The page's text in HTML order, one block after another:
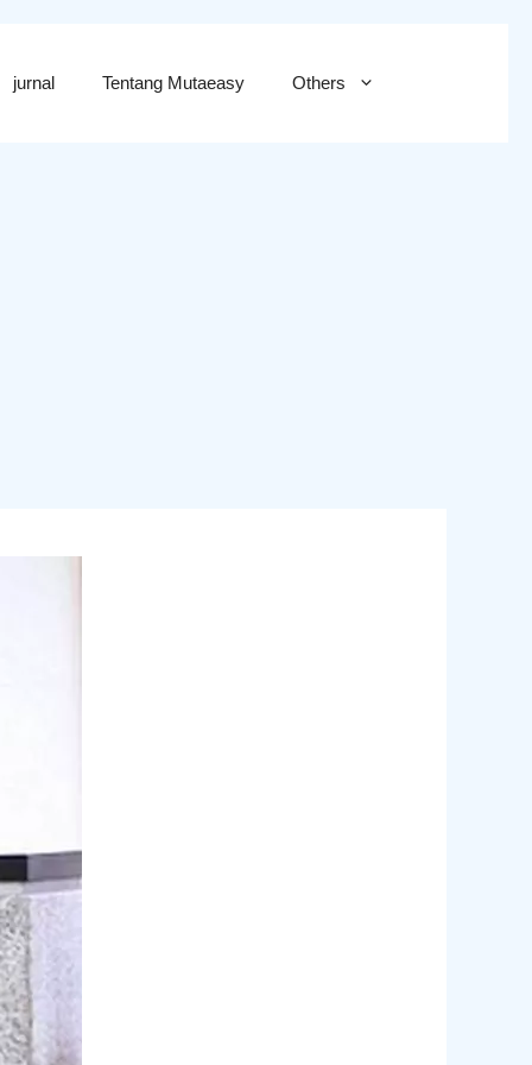
jurnal Tentang Mutaeasy Others